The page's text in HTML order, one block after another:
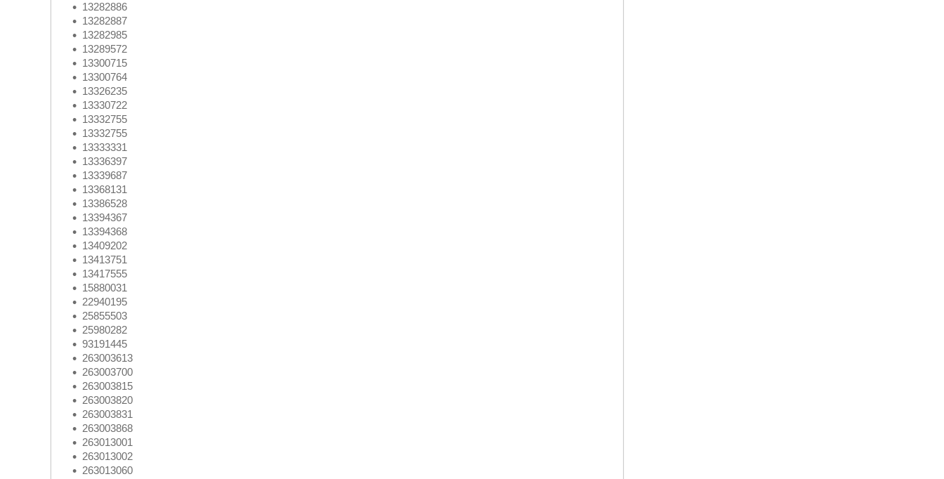
13282886
13282887
13282985
13289572
13300715
13300764
13326235
13330722
13332755
13332755
13333331
13336397
13339687
13368131
13386528
13394367
13394368
13409202
13413751
13417555
15880031
22940195
25855503
25980282
93191445
263003613
263003700
263003815
263003820
263003831
263003868
263013001
263013002
263013060